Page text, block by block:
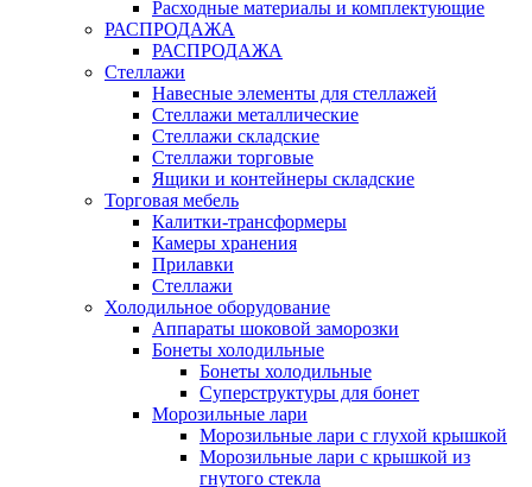
Расходные материалы и комплектующие
РАСПРОДАЖА
РАСПРОДАЖА
Стеллажи
Навесные элементы для стеллажей
Стеллажи металлические
Стеллажи складские
Стеллажи торговые
Ящики и контейнеры складские
Торговая мебель
Калитки-трансформеры
Камеры хранения
Прилавки
Стеллажи
Холодильное оборудование
Аппараты шоковой заморозки
Бонеты холодильные
Бонеты холодильные
Суперструктуры для бонет
Морозильные лари
Морозильные лари с глухой крышкой
Морозильные лари с крышкой из
гнутого стекла